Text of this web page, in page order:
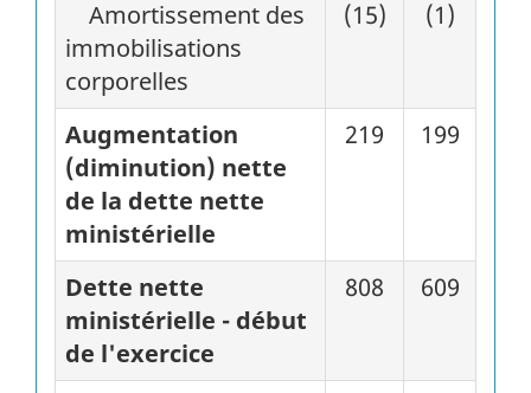
Amortissement des
immobilisations
corporelles
(15) (1)
Augmentation
(diminution) nette
de la dette nette
ministérielle
219 199
Dette nette
ministérielle - début
de l'exercice
808 609